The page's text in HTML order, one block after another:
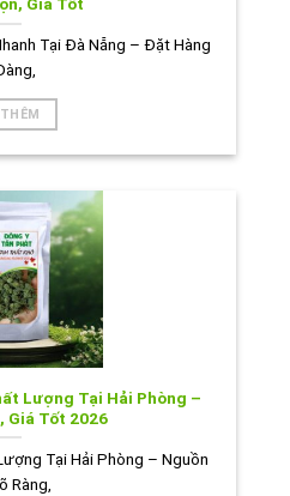
Tại Đà Nẵng – Đặt Hàng
Lượng Tại Hải Phòng –
Giá Tốt 2026
Tại Hải Phòng – Nguồn
Ràng,